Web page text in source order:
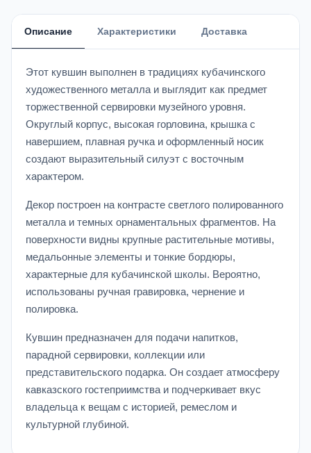
Описание Характеристики Доставка
Этот кувшин выполнен в традициях кубачинского
художественного металла и выглядит как предмет
торжественной сервировки музейного уровня.
Округлый корпус, высокая горловина, крышка с
навершием, плавная ручка и оформленный носик
создают выразительный силуэт с восточным
характером.
Декор построен на контрасте светлого полированного
металла и темных орнаментальных фрагментов. На
поверхности видны крупные растительные мотивы,
медальонные элементы и тонкие бордюры,
характерные для кубачинской школы. Вероятно,
использованы ручная гравировка, чернение и
полировка.
Кувшин предназначен для подачи напитков,
парадной сервировки, коллекции или
представительского подарка. Он создает атмосферу
кавказского гостеприимства и подчеркивает вкус
владельца к вещам с историей, ремеслом и
культурной глубиной.